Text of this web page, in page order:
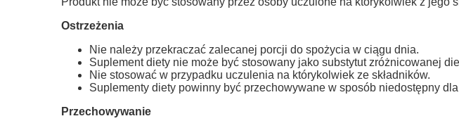
Ostrzeżenia
Nie należy przekraczać zalecanej porcji do spożycia w ciągu dnia.
Suplement diety nie może być stosowany jako substytut zróżnicowanej
Nie stosować w przypadku uczulenia na którykolwiek ze składników.
Suplementy diety powinny być przechowywane w sposób niedostępny dla
Przechowywanie